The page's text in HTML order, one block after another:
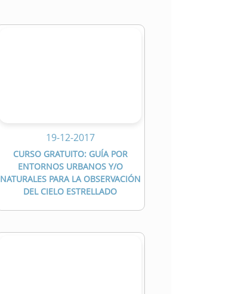
19-12-2017
CURSO GRATUITO: GUÍA POR
ENTORNOS URBANOS Y/O
NATURALES PARA LA OBSERVACIÓN
DEL CIELO ESTRELLADO